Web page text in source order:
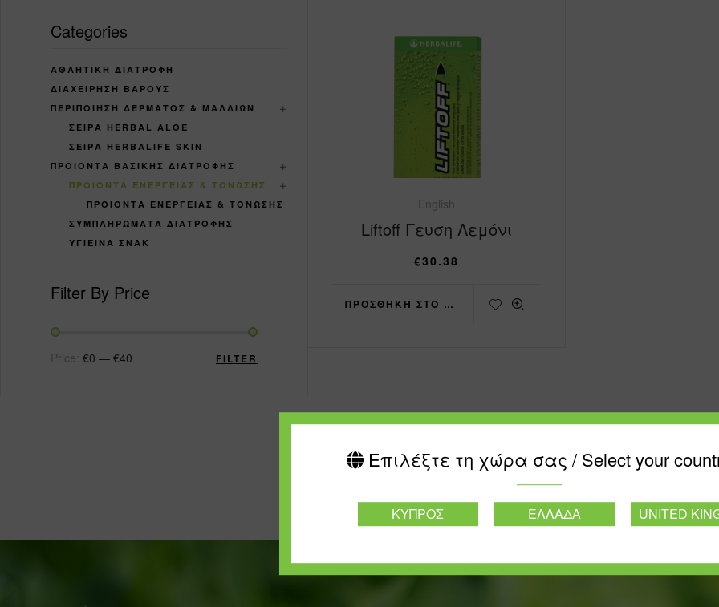
English
Liftoff Γευση Λεμόνι
€30.38
ΠΡΟΣΘΉΚΗ ΣΤΟ ΚΑΛΆΘΙ
Categories
ΑΘΛΗΤΙΚΉ ΔΙΑΤΡΟΦΉ
ΔΙΑΧΕΊΡΗΣΗ ΒΆΡΟΥΣ
ΠΕΡΙΠΟΊΗΣΗ ΔΈΡΜΑΤΟΣ & ΜΑΛΛΙΏΝ
ΣΕΙΡΆ HERBAL ALOE
ΣΕΙΡΆ HERBALIFE SKIN
ΠΡΟΙΌΝΤΑ ΒΑΣΙΚΉΣ ΔΙΑΤΡΟΦΉΣ
ΠΡΟΙΌΝΤΑ ΕΝΈΡΓΕΙΑΣ & ΤΌΝΩΣΗΣ
ΠΡΟΙΌΝΤΑ ΕΝΈΡΓΕΙΑΣ & ΤΌΝΩΣΗΣ
ΣΥΜΠΛΗΡΏΜΑΤΑ ΔΙΑΤΡΟΦΉΣ
ΥΓΙΕΙΝΆ ΣΝΆΚ
Filter By Price
FILTER
Price: €0 — €40
Επιλέξτε τη χώρα σας / Select your
ΚΎΠΡΟΣ ΕΛΛΆΔΑ UNITED